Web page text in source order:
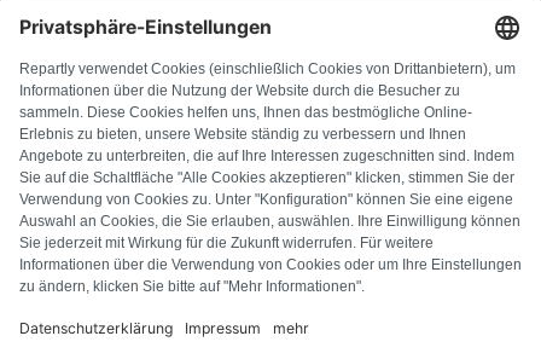
FAQ
Alle Fehlercodes
Über uns
Presse
Impressum